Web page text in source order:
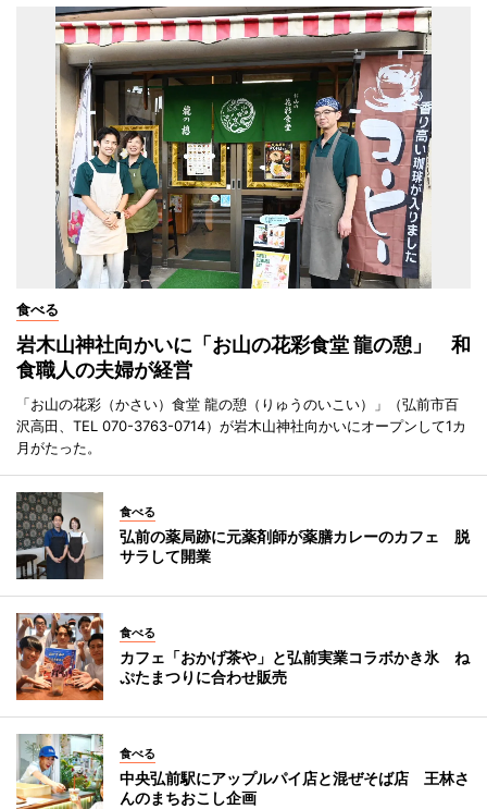
食べる
岩木山神社向かいに「お山の花彩食堂 龍の憩」 和
食職人の夫婦が経営
「お山の花彩（かさい）食堂 龍の憩（りゅうのいこい）」（弘前市百
沢高田、TEL 070-3763-0714）が岩木山神社向かいにオープンして1カ
月がたった。
食べる
弘前の薬局跡に元薬剤師が薬膳カレーのカフェ 脱
サラして開業
食べる
カフェ「おかげ茶や」と弘前実業コラボかき氷 ね
ぷたまつりに合わせ販売
食べる
中央弘前駅にアップルパイ店と混ぜそば店 王林さ
んのまちおこし企画